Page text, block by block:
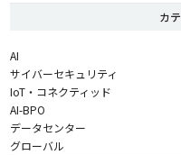
カ
AI
サイバーセキュリティ
IoT・コネクティッド
AI-BPO
データセンター
グローバル